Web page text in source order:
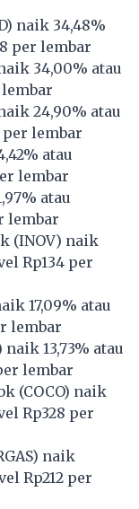
) naik 34,48%
per lembar
34,00% atau
24,90% atau
per lembar
atau
lembar
atau
lembar
(INOV) naik
Rp134 per
17,09% atau
lembar
naik 13,73% atau
lembar
(COCO) naik
Rp328 per
) naik
Rp212 per